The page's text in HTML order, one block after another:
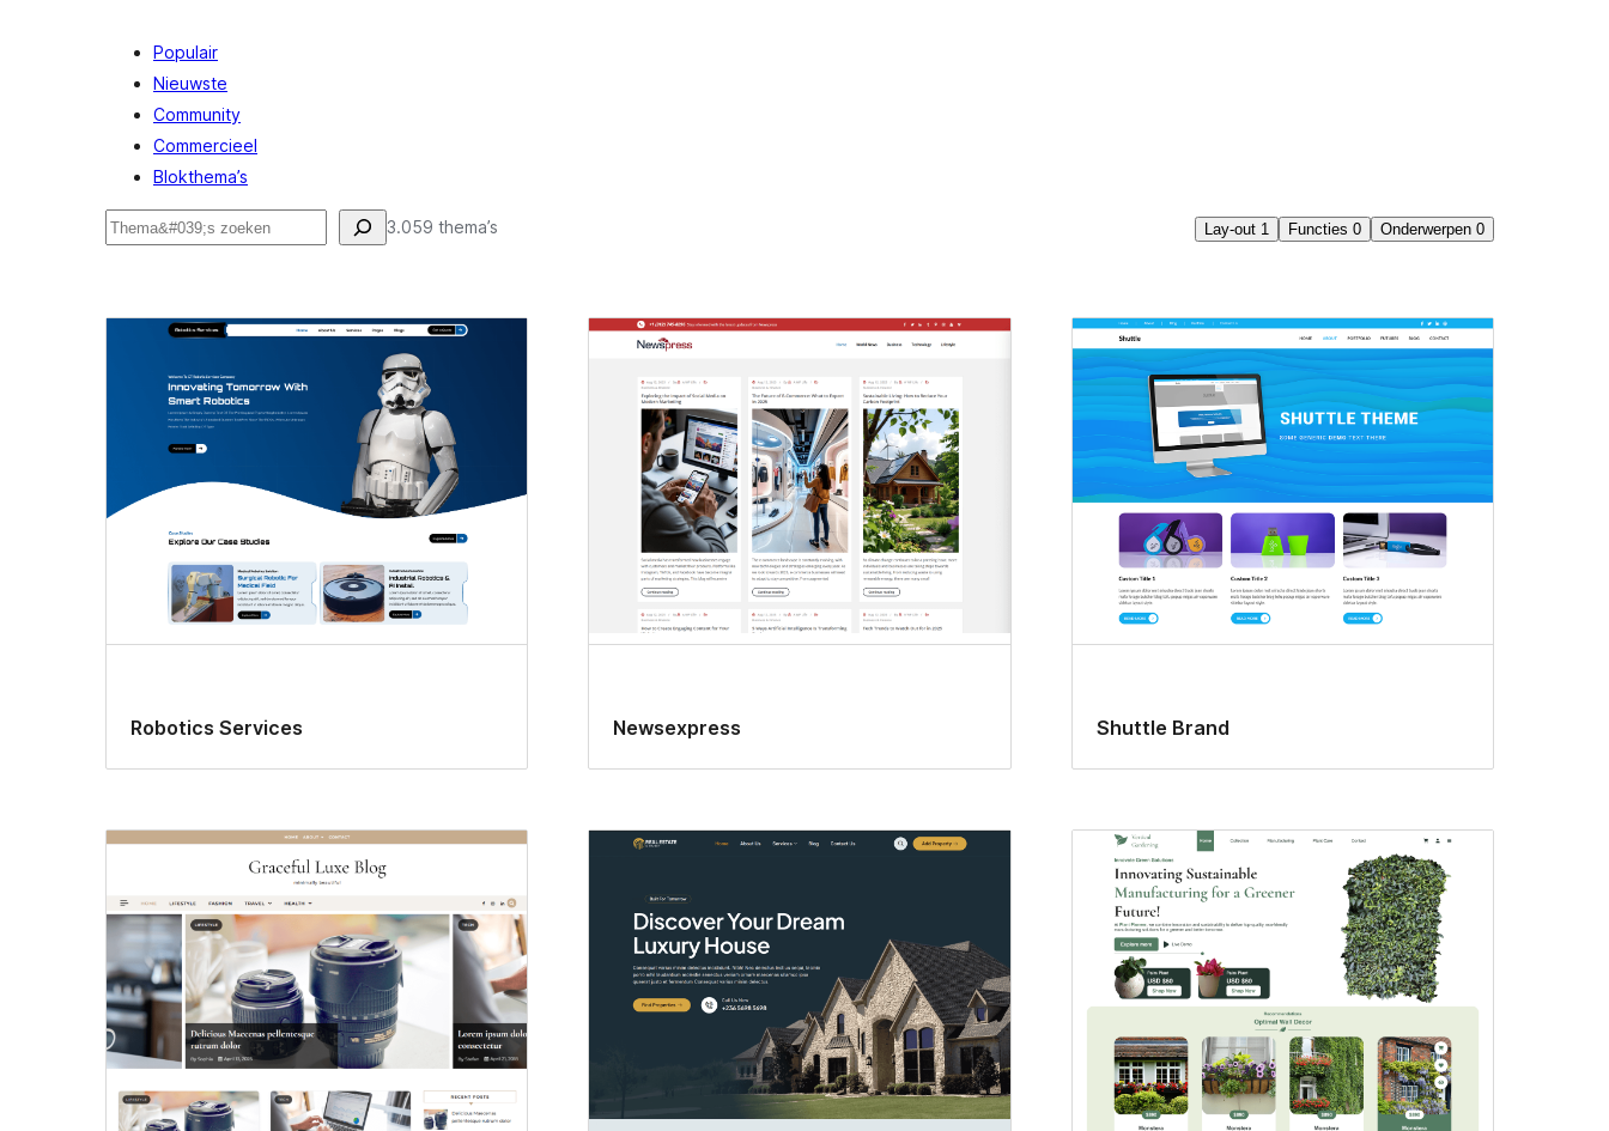
Populair
Nieuwste
Community
Commercieel
Blokthema’s
Zoeken 3.059 thema’s Lay-out 1 Functies 0 Onderwerpen 0
Robotics Services Newsexpress Shuttle Brand